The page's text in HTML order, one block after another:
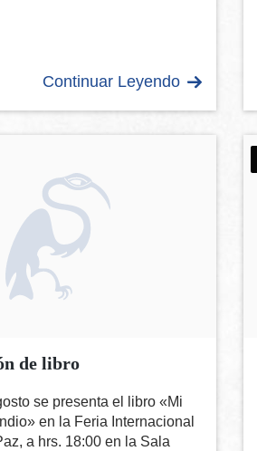
Continuar Leyendo
de libro
se presenta el libro «Mi
en la Feria Internacional
a hrs. 18:00 en la Sala